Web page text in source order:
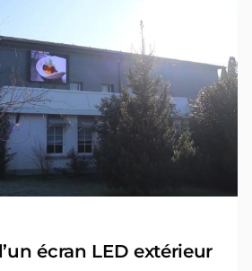
écran LED extérieur
vous serez redirigé vers une
d’être mis en contact une
Retour